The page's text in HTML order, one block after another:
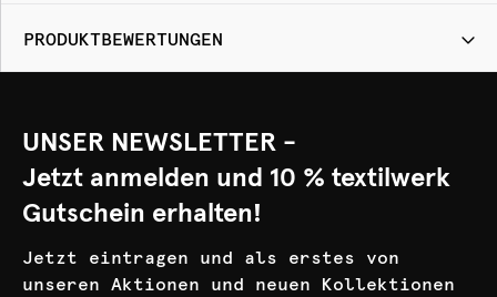
PRODUKTBEWERTUNGEN
UNSER NEWSLETTER -
Jetzt anmelden und 10 % textilwerk
Gutschein erhalten!
Jetzt eintragen und als erstes von
unseren Aktionen und neuen Kollektionen